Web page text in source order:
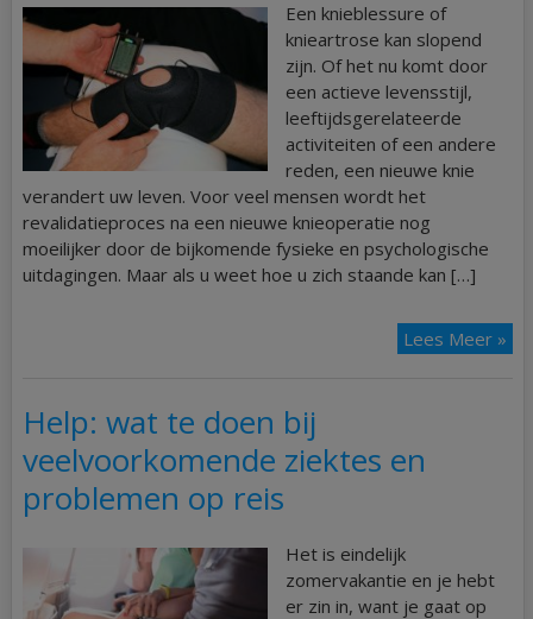
Een knieblessure of
knieartrose kan slopend
zijn. Of het nu komt door
een actieve levensstijl,
leeftijdsgerelateerde
activiteiten of een andere
reden, een nieuwe knie
verandert uw leven. Voor veel mensen wordt het
revalidatieproces na een nieuwe knieoperatie nog
moeilijker door de bijkomende fysieke en psychologische
uitdagingen. Maar als u weet hoe u zich staande kan […]
Lees Meer »
Help: wat te doen bij
veelvoorkomende ziektes en
problemen op reis
Het is eindelijk
zomervakantie en je hebt
er zin in, want je gaat op